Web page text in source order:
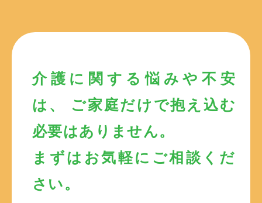
介護に関する悩みや不安
は、 ご家庭だけで抱え込む
必要はありません。
まずはお気軽にご相談くだ
さい。